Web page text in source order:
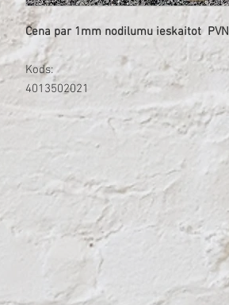
Cena par 1mm nodilumu ieskaitot PVN
Kods:
4013502021